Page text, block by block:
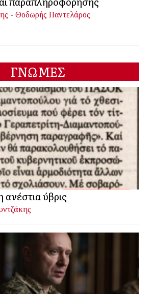
- Θοδωρής Παντελάρος
ΓΝΩΜΕΣ
ανέστια ύβρις